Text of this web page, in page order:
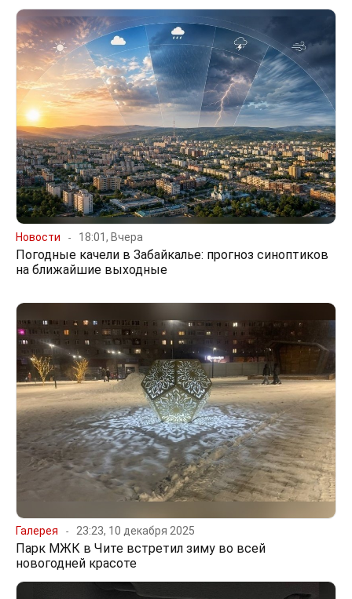
Новости 18:01, Вчера
Погодные качели в Забайкалье: прогноз синоптиков
на ближайшие выходные
Галерея 23:23, 10 декабря 2025
Парк МЖК в Чите встретил зиму во всей
новогодней красоте